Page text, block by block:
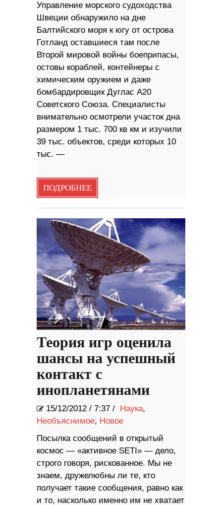
Управление морского судоходства
Швеции обнаружило на дне
Балтийского моря к югу от острова
Готланд оставшиеся там после
Второй мировой войны боеприпасы,
остовы кораблей, контейнеры с
химическим оружием и даже
бомбардировщик Дуглас А20
Советского Союза. Специалисты
внимательно осмотрели участок дна
размером 1 тыс. 700 кв км и изучили
39 тыс. объектов, среди которых 10
тыс. —
ПОДРОБНЕЕ
Теория игр оценила
шансы на успешный
контакт с
инопланетянами
15/12/2012 / 7:37 / Наука,
Необъяснимое, Новое
Посылка сообщений в открытый
космос — «активное SETI» — дело,
строго говоря, рискованное. Мы не
знаем, дружелюбны ли те, кто
получает такие сообщения, равно как
и то, насколько именно им не хватает